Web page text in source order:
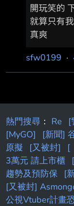
sfw0199 ·
熱門搜尋 ： Re [
[MyGO]
[新聞]
原擬
[又被封] [
3萬元 請上市櫃
趨勢及預防保
[
[又被封]
公視Vtuber計畫